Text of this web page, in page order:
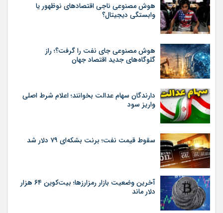
هوش مصنوعی ناجی اقتصادهای نوظهور یا
وابستگی دیجیتال؟
هوش مصنوعی جای نفت را گرفت؟؛ راز
گلوگاه‌های جدید اقتصاد جهان
دارندگان سهام عدالت بخوانند؛ اعلام شرط اصلی
واریز سود
سقوط قیمت نفت؛ برنت بشکه‌ای ۷۹ دلار شد
آخرین وضعیت بازار رمزارزها؛ بیت‌کوین ۶۴ هزار
دلار ماند